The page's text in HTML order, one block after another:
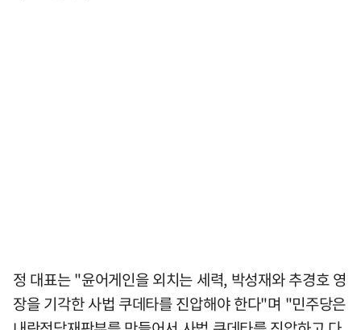
정 대표는 "윤어게인을 외치는 세력, 박성재와 추경호 영
장을 기각한 사법 쿠데타를 진압해야 한다"며 "민주당은